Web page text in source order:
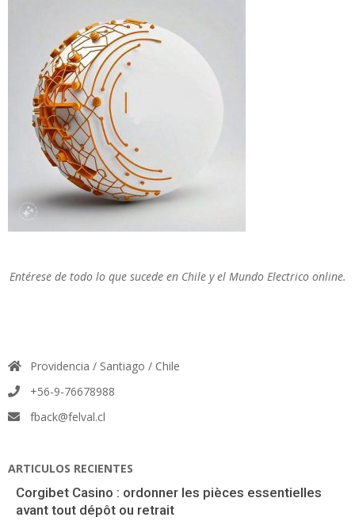
Entérese de todo lo que sucede en Chile y el Mundo Electrico online.
Providencia / Santiago / Chile
+56-9-76678988
fback@felval.cl
ARTICULOS RECIENTES
Corgibet Casino : ordonner les pièces essentielles
avant tout dépôt ou retrait